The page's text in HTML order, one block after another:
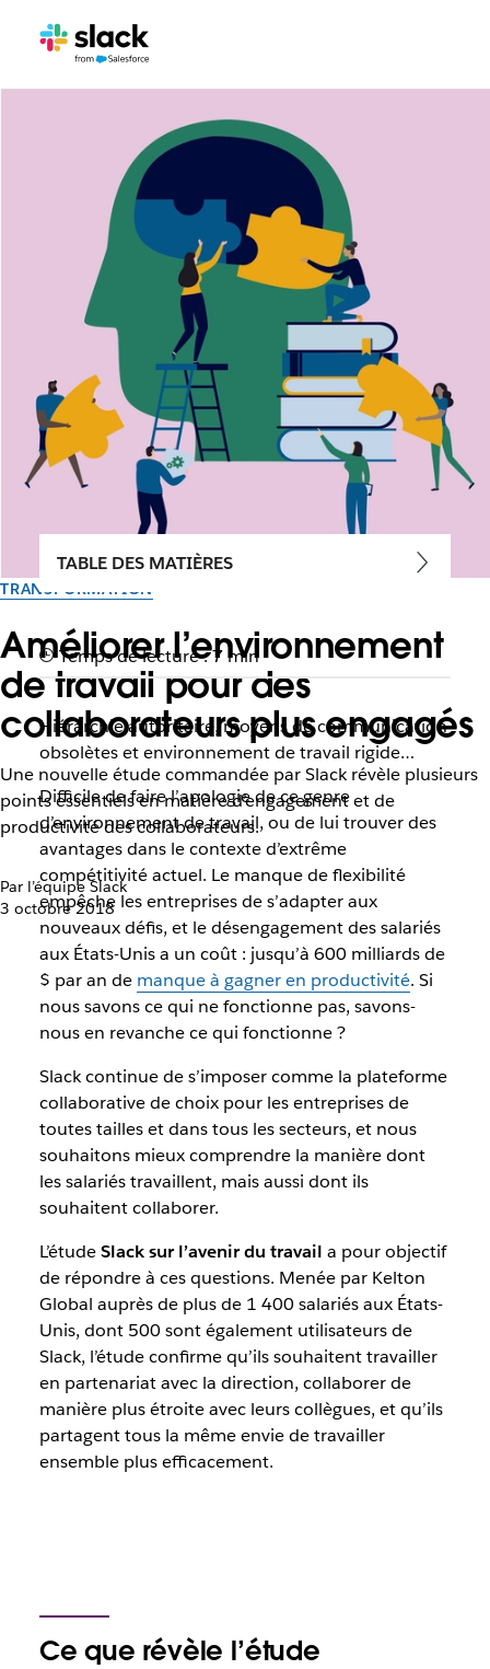
TRANSFORMATION
Améliorer l’environnement
de travail pour des
collaborateurs plus engagés
Une nouvelle étude commandée par Slack révèle plusieurs
points essentiels en matière d’engagement et de
productivité des collaborateurs.
Par l’équipe Slack
3 octobre 2018
TABLE DES MATIÈRES
Temps de lecture : 7 min
Hiérarchie autoritaire, moyens de communication
obsolètes et environnement de travail rigide…
Difficile de faire l’apologie de ce genre
d’environnement de travail, ou de lui trouver des
avantages dans le contexte d’extrême
compétitivité actuel. Le manque de flexibilité
empêche les entreprises de s’adapter aux
nouveaux défis, et le désengagement des salariés
aux États-Unis a un coût : jusqu’à 600 milliards de
$ par an de manque à gagner en productivité. Si
nous savons ce qui ne fonctionne pas, savons-
nous en revanche ce qui fonctionne ?
Slack continue de s’imposer comme la plateforme
collaborative de choix pour les entreprises de
toutes tailles et dans tous les secteurs, et nous
souhaitons mieux comprendre la manière dont
les salariés travaillent, mais aussi dont ils
souhaitentcollaborer.
L’étudeSlack sur l’avenir du travail a pour objectif
de répondre à ces questions. Menée par Kelton
Global auprès de plus de 1 400 salariés aux États-
Unis, dont 500 sont également utilisateurs de
Slack, l’étude confirme qu’ils souhaitent travailler
en partenariat avec la direction, collaborer de
manière plus étroite avec leurs collègues, et qu’ils
partagent tous la même envie de travailler
ensemble plus efficacement.
Ce que révèle l’étude